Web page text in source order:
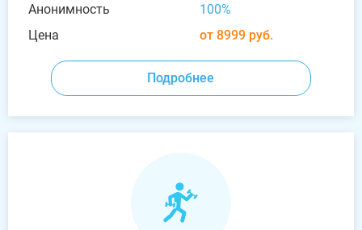
Анонимность
100%
Цена
от 8999 руб.
Подробнее